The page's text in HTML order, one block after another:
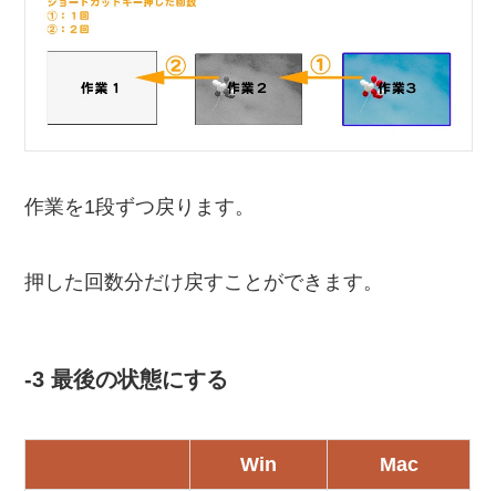
作業を1段ずつ戻ります。
押した回数分だけ戻すことができます。
-3 最後の状態にする
Win Mac